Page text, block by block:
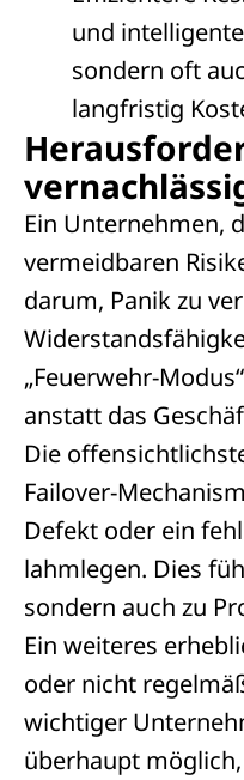
und
sondern oft
langfristig
Ein Unternehmen,
vermeidbaren
darum, Panik zu
„Feuerwehr-
anstatt das
Die
Failover-
Defekt oder ein
lahmlegen. Dies
sondern auch zu
Ein weiteres
oder nicht
wichtiger
überhaupt